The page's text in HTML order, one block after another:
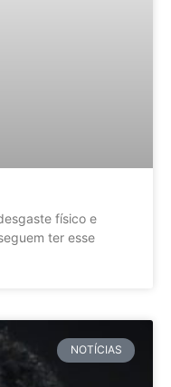
físico e
ter esse
NOTÍCIAS